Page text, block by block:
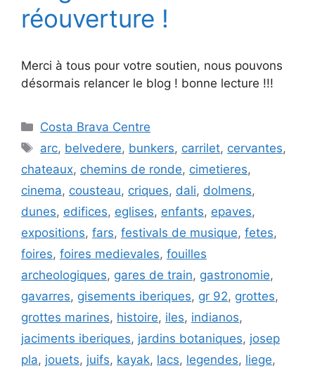
réouverture !
Merci à tous pour votre soutien, nous pouvons
désormais relancer le blog ! bonne lecture !!!
Catégories
Costa Brava Centre
Étiquettes
arc, belvedere, bunkers, carrilet, cervantes,
chateaux, chemins de ronde, cimetieres,
cinema, cousteau, criques, dali, dolmens,
dunes, edifices, eglises, enfants, epaves,
expositions, fars, festivals de musique, fetes,
foires, foires medievales, fouilles
archeologiques, gares de train, gastronomie,
gavarres, gisements iberiques, gr 92, grottes,
grottes marines, histoire, iles, indianos,
jaciments iberiques, jardins botaniques, josep
pla, jouets, juifs, kayak, lacs, legendes, liege,